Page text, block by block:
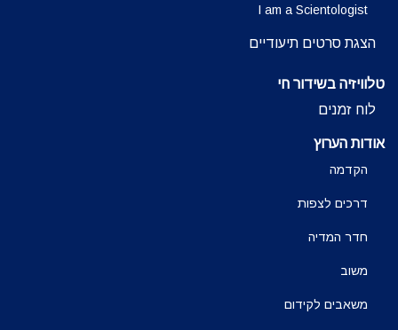
I am a Scientologist
הצגת סרטים תיעודיים
טלוויזיה בשידור חי
לוח זמנים
אודות הערוץ
הקדמה
דרכים לצפות
חדר המדיה
משוב
משאבים לקידום